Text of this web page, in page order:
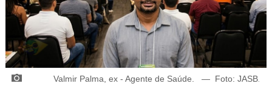
Valmir Palma, ex - Agente de Saúde. — Foto: JASB.